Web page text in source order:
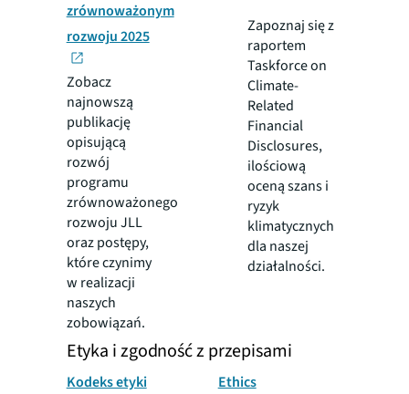
zrównoważonym
rozwoju 2025
Zobacz
najnowszą
publikację
opisującą
rozwój
programu
zrównoważonego
rozwoju JLL
oraz postępy,
które czynimy
w realizacji
naszych
zobowiązań.
Zapoznaj się z
raportem
Taskforce on
Climate-
Related
Financial
Disclosures,
ilościową
oceną szans i
ryzyk
klimatycznych
dla naszej
działalności.
Etyka i zgodność z przepisami
Kodeks etyki
Ethics